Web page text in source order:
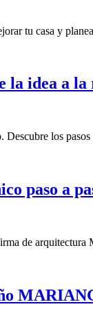
tu casa y
la idea a
los
paso a
firma de